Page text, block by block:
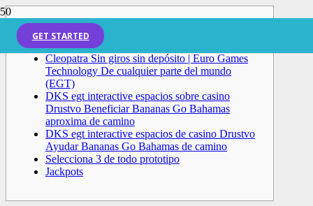
GET STARTED
Cleopatra Sin giros sin depósito | Euro Games
Technology De cualquier parte del mundo
(EGT)
DKS egt interactive espacios sobre casino
Drustvo Beneficiar Bananas Go Bahamas
aproxima de camino
DKS egt interactive espacios de casino Drustvo
Ayudar Bananas Go Bahamas de camino
Selecciona 3 de todo prototipo
Jackpots